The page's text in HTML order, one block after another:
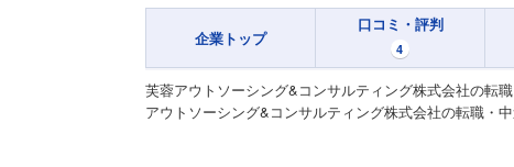
企業トップ
口コミ・評判
4
芙蓉アウトソーシング&コンサルティング株式会社の転
アウトソーシング&コンサルティング株式会社の転職・